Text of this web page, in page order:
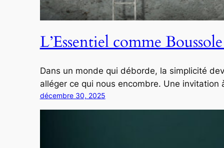
L’Essentiel comme
Dans un monde qui déborde, la simplicité
alléger ce qui nous encombre. Une
décembre 30, 2025